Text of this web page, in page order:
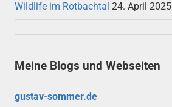
Wildlife im Rotbachtal 24. April 2025
Meine Blogs und Webseiten
gustav-sommer.de